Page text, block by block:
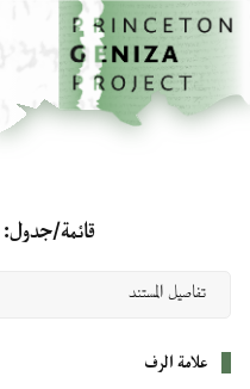
إلى المحتوى الرئيسي
الرئيسية
قائمة/جدول
علامة الرف